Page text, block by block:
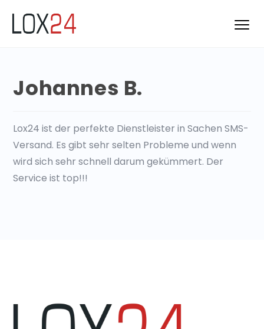
Johannes B.
Lox24 ist der perfekte Dienstleister in Sachen SMS-
Versand. Es gibt sehr selten Probleme und wenn
wird sich sehr schnell darum gekümmert. Der
Service ist top!!!